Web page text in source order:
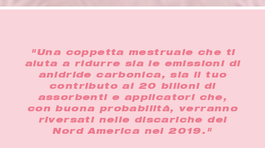
"Una coppetta mestruale che ti
aiuta a ridurre sia le emissioni di
anidride carbonica, sia il tuo
contributo ai 20 bilioni di
assorbenti e applicatori che,
con buona probabilità, verranno
riversati nelle discariche del
Nord America nel 2019."